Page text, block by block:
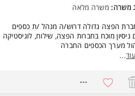
משרה: משרה מלאה
הפצה גדולה דרוש/ה מנהל /ת כספים
ניסיון מוכח בחברות הפצה, שילוח, לוגיסטיקה
מערך הכספים החברה
צוות של הנהלת חשבונות עוד...